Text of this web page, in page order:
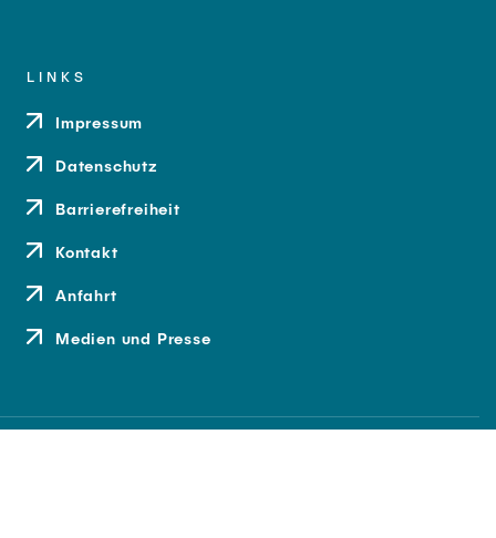
LINKS
Impressum
Datenschutz
Barrierefreiheit
Kontakt
Anfahrt
Medien und Presse